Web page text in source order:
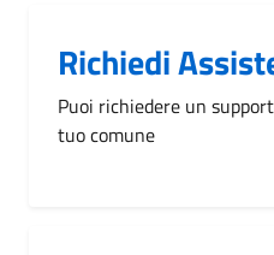
Richiedi
Puoi richiedere un
tuo comune